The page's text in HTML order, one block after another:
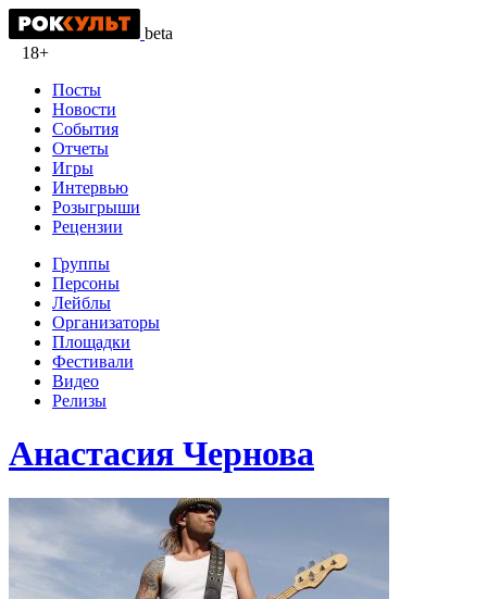
beta
18+
Посты
Новости
События
Отчеты
Игры
Интервью
Розыгрыши
Рецензии
Группы
Персоны
Лейблы
Организаторы
Площадки
Фестивали
Видео
Релизы
Анастасия Чернова